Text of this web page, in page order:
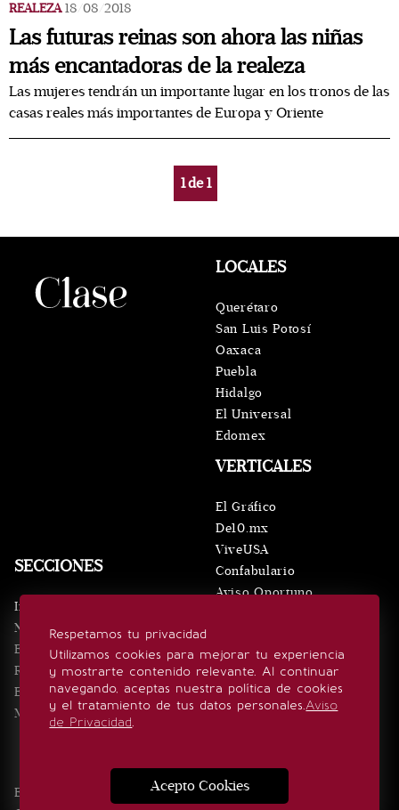
REALEZA 18/08/2018
Las futuras reinas son ahora las niñas
más encantadoras de la realeza
Las mujeres tendrán un importante lugar en los tronos de las
casas reales más importantes de Europa y Oriente
1de1
Respetamos tu privacidad
Utilizamos cookies para mejorar tu experiencia
y mostrarte contenido relevante. Al continuar
navegando, aceptas nuestra política de cookies
y el tratamiento de tus datos personales.Aviso
de Privacidad.
Acepto Cookies
SECCIONES
Inicio
Noticias
Eventos
Realeza
Estilo de vida
Minuto x Minuto
VERTICALES
El Gráfico
De10.mx
ViveUSA
Confabulario
Aviso Oportuno
LOCALES
Querétaro
San Luis Potosí
Oaxaca
Puebla
Hidalgo
El Universal
Edomex
SÍGUENOS
Edición Impresa Noticias Quiénes somos